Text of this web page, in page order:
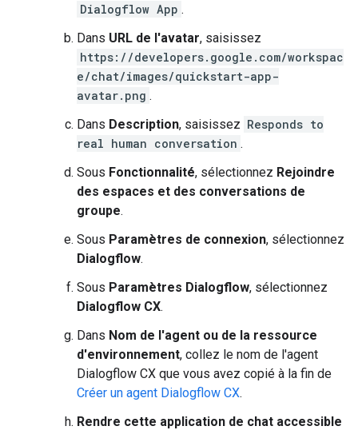
Dialogflow App .
Dans URL de l'avatar, saisissez
https://developers.google.com/workspac
e/chat/images/quickstart-app-
avatar.png .
Dans Description, saisissez Responds to
real human conversation .
Sous Fonctionnalité, sélectionnez Rejoindre
des espaces et des conversations de
groupe.
Sous Paramètres de connexion, sélectionnez
Dialogflow.
Sous Paramètres Dialogflow, sélectionnez
Dialogflow CX.
Dans Nom de l'agent ou de la ressource
d'environnement, collez le nom de l'agent
Dialogflow CX que vous avez copié à la fin de
Créer un agent Dialogflow CX.
Rendre cette application de chat accessible